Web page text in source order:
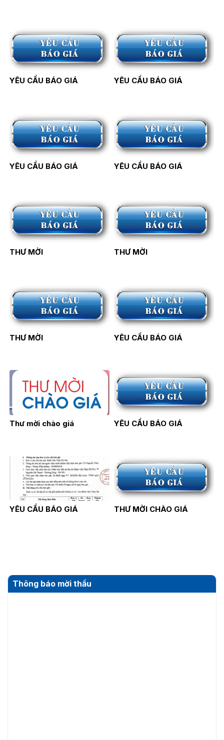
YÊU CẦU BÁO GIÁ YÊU CẦU BÁO GIÁ
YÊU CẦU BÁO GIÁ YÊU CẦU BÁO GIÁ
THƯ MỜI THƯ MỜI
THƯ MỜI YÊU CẦU BÁO GIÁ
Thư mời chào giá YÊU CẦU BÁO GIÁ
YÊU CẦU BÁO GIÁ THƯ MỜI CHÀO GIÁ
Thông báo mời thầu